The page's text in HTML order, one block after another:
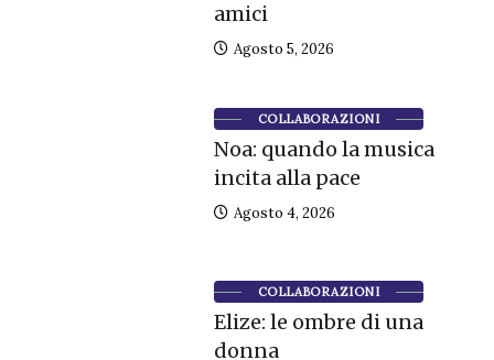
amici
Agosto 5, 2026
COLLABORAZIONI
Noa: quando la musica
incita alla pace
Agosto 4, 2026
COLLABORAZIONI
Elize: le ombre di una
donna